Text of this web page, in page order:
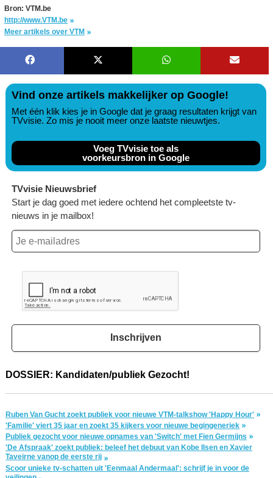
Bron: VTM.be
http://www.VTM.be
Meer artikels over VTM
Vind onze artikels makkelijker op Google!
Met één klik kies je in Google dat je graag resultaten krijgt van
TVvisie. Zo mis je nooit meer onze laatste nieuwtjes.
Voeg TVvisie toe als
voorkeursbron in Google
TVvisie Nieuwsbrief
Start je dag goed met iedere ochtend het compleetste tv-
nieuws in je mailbox!
Inschrijven
DOSSIER: Kandidaten/publiek Gezocht!
Ruben Van Gucht zoekt publiek voor nieuwe VTM-talkshow 'Happy Hour'
'Familie' viert 35 jaar en zoekt 35 kijkers voor nieuwe begingeneriek
Publiek gezocht voor nieuwe opnames van 'Switch' met Fien Germijns
'De Afspraak' zoekt publiek: beleef het debuut van Kobe Ilsen en Xavier
Taveirne vanop de eerste rij
Scoor unieke tv-schatten uit 'Eenmaal Andermaal': schrijf je in voor de